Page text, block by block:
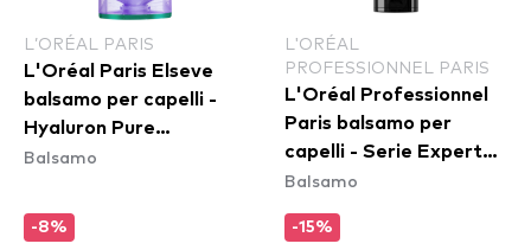
L’ORÉAL PARIS
L'Oréal Paris Elseve
balsamo per capelli -
Hyaluron Pure
Conditioner
Balsamo
-8%
L'ORÉAL
PROFESSIONNEL PARIS
L'Oréal Professionnel
Paris balsamo per
capelli - Serie Expert
Vitamino Color
Balsamo
-15%